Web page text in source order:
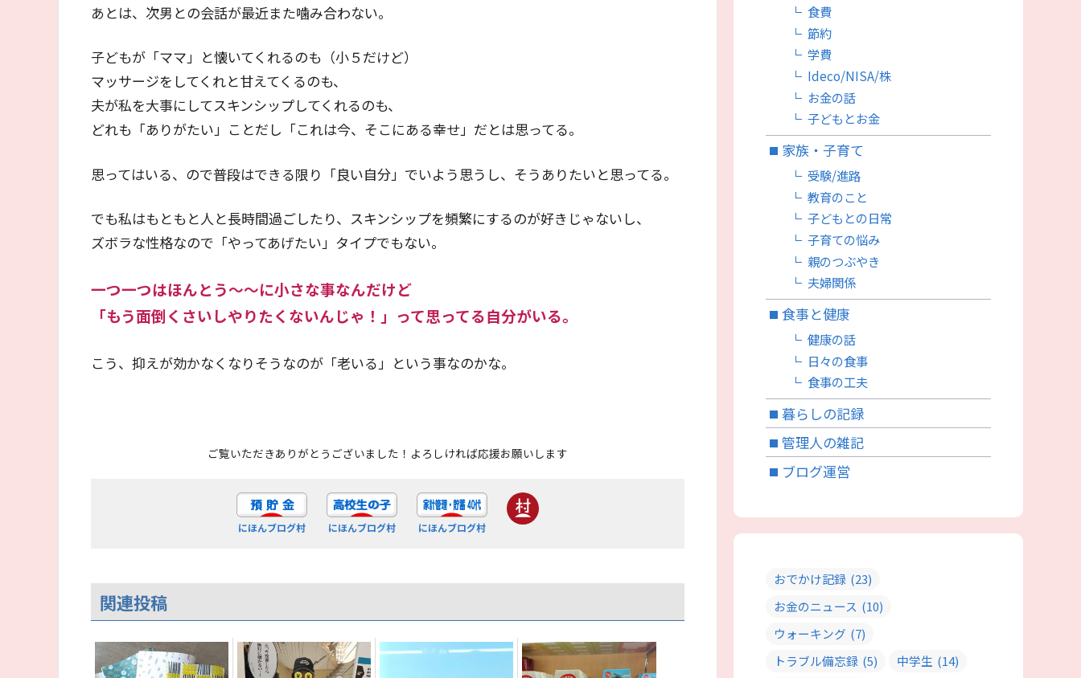
あとは、次男との会話が最近また噛み合わない。
子どもが「ママ」と懐いてくれるのも（小５だけど）
マッサージをしてくれと甘えてくるのも、
夫が私を大事にしてスキンシップしてくれるのも、
どれも「ありがたい」ことだし「これは今、そこにある幸せ」だとは思ってる。
思ってはいる、ので普段はできる限り「良い自分」でいよう思うし、そうありたいと思ってる。
でも私はもともと人と長時間過ごしたり、スキンシップを頻繁にするのが好きじゃないし、
ズボラな性格なので「やってあげたい」タイプでもない。
一つ一つはほんとう～～に小さな事なんだけど
「もう面倒くさいしやりたくないんじゃ！」って思ってる自分がいる。
こう、抑えが効かなくなりそうなのが「老いる」という事なのかな。
ご覧いただきありがとうございました！よろしければ応援お願いします
にほんブログ村 にほんブログ村 にほんブログ村
関連投稿
食費
節約
学費
Ideco/NISA/株
お金の話
子どもとお金
家族・子育て
受験/進路
教育のこと
子どもとの日常
子育ての悩み
親のつぶやき
夫婦関係
食事と健康
健康の話
日々の食事
食事の工夫
暮らしの記録
管理人の雑記
ブログ運営
おでかけ記録 (23)
お金のニュース (10)
ウォーキング (7)
トラブル備忘録 (5) 中学生 (14)